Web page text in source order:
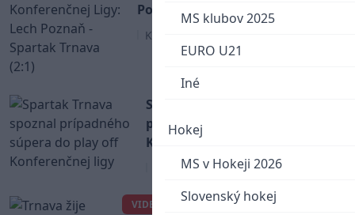
MS klubov 2025
EURO U21
Iné
Hokej
MS v Hokeji 2026
Slovenský hokej
Poznaň - Spartak Trnava (2:1)
Konferenčná liga
Spartak Trnava spoznal
prípadného súpera do play off
Konferenčnej ligy
Konferenčná liga
VIDEO
Trnava žije futbalom: